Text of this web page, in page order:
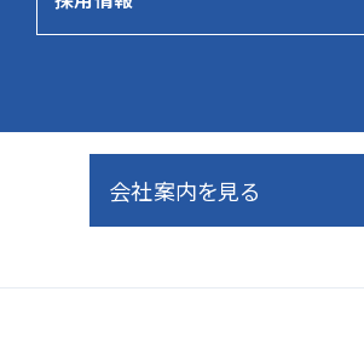
会社案内を見る